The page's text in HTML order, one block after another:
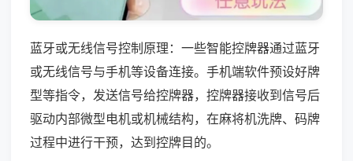
蓝牙或无线信号控制原理：一些智能控牌器通过蓝牙
或无线信号与手机等设备连接。手机端软件预设好牌
型等指令，发送信号给控牌器，控牌器接收到信号后
驱动内部微型电机或机械结构，在麻将机洗牌、码牌
过程中进行干预，达到控牌目的。